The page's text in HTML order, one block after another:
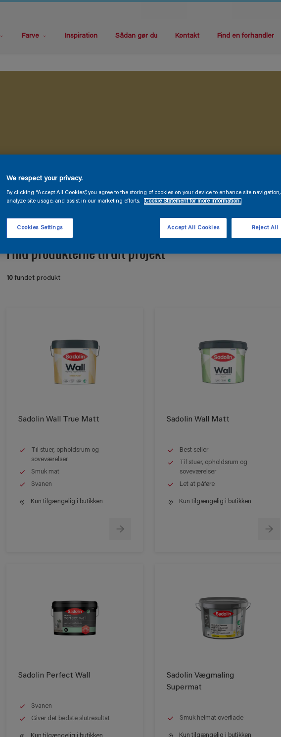
Farve Inspiration Sådan gør du Kontakt Find en forhandler
Find produkterne til dit projekt
10fundet produkt
Sadolin Wall True Matt
Til stuer, opholdsrum og
soveværelser
Smuk mat
Svanen
Kun tilgængelig i butikken
Sadolin Wall Matt
Best seller
Til stuer, opholdsrum og
soveværelser
Let at påføre
Kun tilgængelig i butikken
Sadolin Perfect Wall
Svanen
Giver det bedste slutresultat
Kun tilgængelig i butikken
Sadolin Vægmaling
Supermat
Smuk helmat overflade
Kun tilgængelig i butikken
We respect your privacy.
By clicking “Accept All Cookies”, you agree to the storing of cookies on your device to enhance site navigation,
analyze site usage, and assist in our marketing efforts.
Cookie Statement for more information.
Cookies Settings Reject All
Accept All Cookies